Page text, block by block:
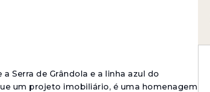
Serra de Grândola e a linha azul do
um projeto imobiliário, é uma homenagem